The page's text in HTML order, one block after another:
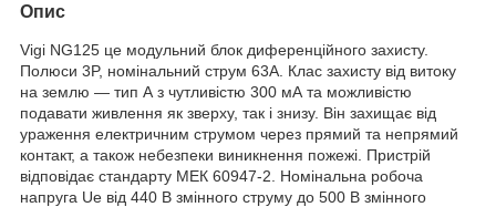
Опис
Vigi NG125 це модульний блок диференційного захисту.
Полюси 3P, номінальний струм 63A. Клас захисту від витоку
на землю — тип А з чутливістю 300 мА та можливістю
подавати живлення як зверху, так і знизу. Він захищає від
ураження електричним струмом через прямий та непрямий
контакт, а також небезпеки виникнення пожежі. Пристрій
відповідає стандарту МЕК 60947-2. Номінальна робоча
напруга Ue від 440 В змінного струму до 500 В змінного